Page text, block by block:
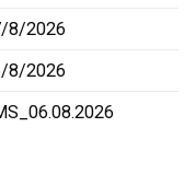
8/2026
8/2026